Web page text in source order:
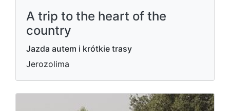
A trip to the heart of the
country
Jazda autem i krótkie trasy
Jerozolima